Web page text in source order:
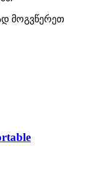
მოგვწერეთ